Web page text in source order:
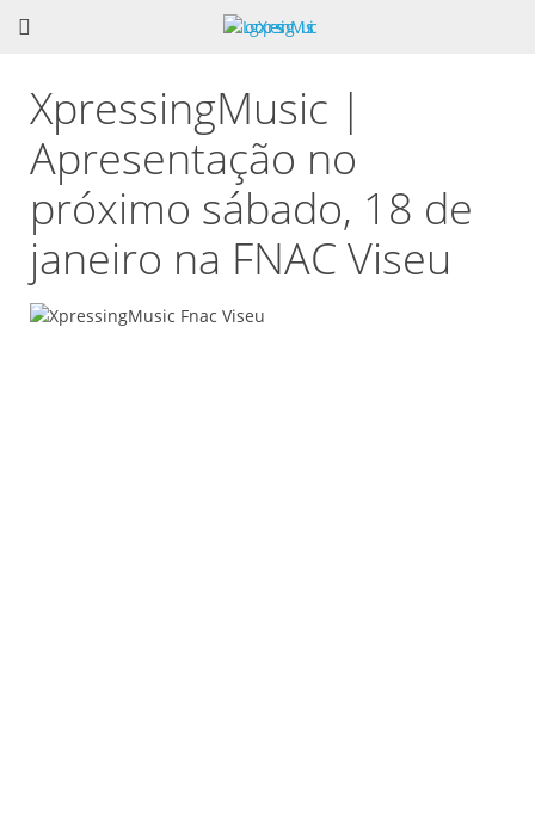
XpressingMusic |
Apresentação no
próximo sábado, 18 de
janeiro na FNAC Viseu